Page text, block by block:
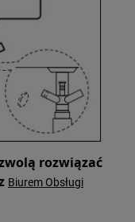
rozwiązać
Biurem Obsługi